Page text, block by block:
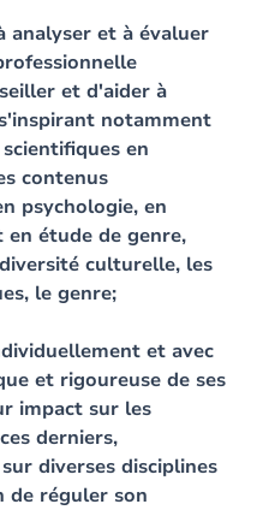
analyser et à évaluer
et d'aider à
notamment
en
contenus
psychologie, en
étude de genre,
culturelle, les
le genre;
et avec
et rigoureuse de ses
impact sur les
derniers,
diverses disciplines
de réguler son